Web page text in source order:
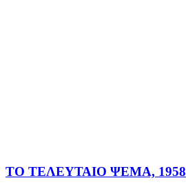
ΤΟ ΤΕΛΕΥΤΑΙΟ ΨΕΜΑ, 1958